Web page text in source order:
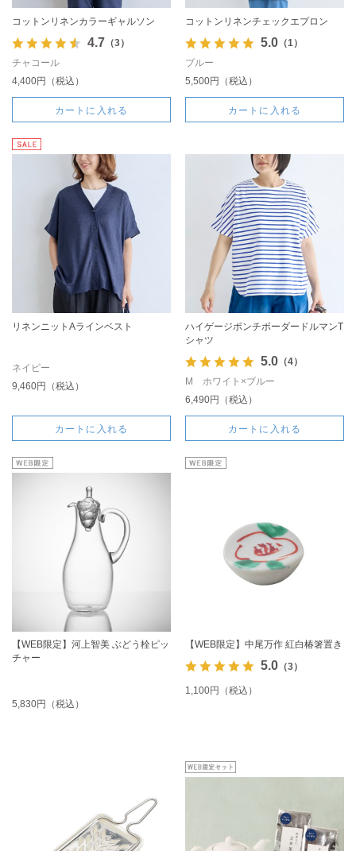
コットンリネンカラーギャルソン
4.7 （3）
チャコール
4,400円（税込）
カートに入れる
コットンリネンチェックエプロン
5.0（1）
ブルー
5,500円（税込）
カートに入れる
リネンニットAラインベスト
ネイビー
9,460円（税込）
カートに入れる
ハイゲージポンチボーダードルマンT
シャツ
5.0（4）
M ホワイト×ブルー
6,490円（税込）
カートに入れる
【WEB限定】河上智美 ぶどう栓ピッ
チャー
5,830円（税込）
【WEB限定】中尾万作 紅白椿箸置き
5.0（3）
1,100円（税込）